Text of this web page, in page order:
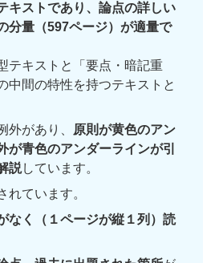
キストであり、論点の詳しい
分量（597ページ）が適量で
テキストと「要点・暗記重
中間の特性を持つテキストと
外があり、
原則が黄色のアン
が青色のアンダーラインが引
説しています。
れています。
なく（１ページが縦１列）読